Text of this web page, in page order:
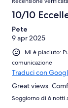
10/10
Pete
9 apr 2025
Mi è piaciuto:
comunicazione
Traduci con
Great views.
Soggiorno di 6 notti